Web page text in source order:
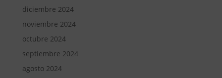
diciembre 2024
noviembre 2024
octubre 2024
septiembre 2024
agosto 2024